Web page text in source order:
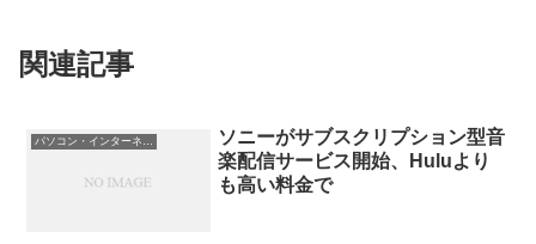
関連記事
ソニーがサブスクリプション型音
楽配信サービス開始、Huluより
も高い料金で